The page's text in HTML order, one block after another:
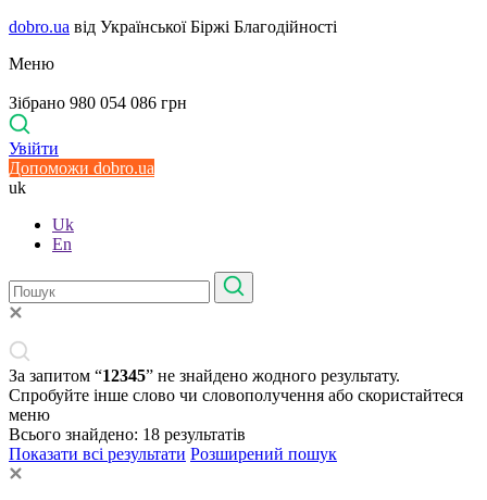
dobro.ua від Української Біржі Благодійності
Меню
Зібрано 980 054 086 грн
Увійти
Допоможи dobro.ua
uk
Uk
En
За запитом “12345” не знайдено жодного результату.
Спробуйте інше слово чи словополучення або скористайтеся
меню
Всього знайдено: 18 результатів
Показати всі результати Розширений пошук